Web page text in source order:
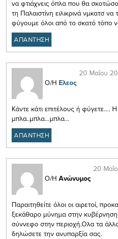
να φτιάχνεις όπλα που θα
τη Παλαιστίνη ειλικρινά νμκατσ
φύγουμε όλοι από το σκατό τόπο
ΑΠΑΝΤΗΣΗ
Ο/Η Ελεος
20 Μαΐου
Κάντε κάτι επιτέλους ή φύγετε….
μπλα..μπλα…μπλα…
ΑΠΑΝΤΗΣΗ
Ο/Η Ανώνυμος
20
Παραιτηθείτε όλοι οι αιρετοί,
ξεκάθαρο μύνημα στην
σύννεφο στην περιοχή.Ολα τα
δηλώσετε την ανυπαρξία σας.